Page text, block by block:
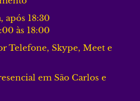
após 18:30
às 18:00
Telefone, Skype, Meet e
em São Carlos e